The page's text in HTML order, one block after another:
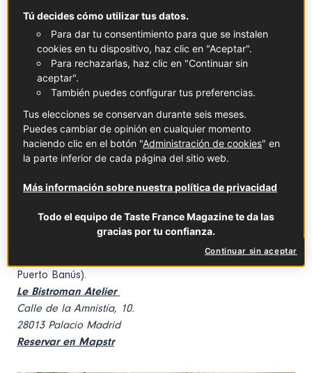
talento de su chef, Stéphane del Río, ni al de su creador,
Miguel Ángel García Marinelli. Los dos se conjuraron para
abrir, frente al Palacio de Oriente, esta virtuosa
brasserie, exquisitamentechicy cuya base es el alto
producto. Y unas elaboraciones impecables: caracoles
, terrina de salmón, paté de
sopa de cebolla, confit o magret de pato asado, vieiras a
la bretona o raya a la mantequilla negra.
Más allá de su carta, fulgen platos por encargo como los
bullabesa, pichón del Mont Royal en salmis, riñones a la
a la vainilla. Por supuesto, la carta de vinos franceses (y
españoles elaborados por franceses) es de absoluto
escándalo. Tiene sucursal en Marbella (Corte Inglés,
Puerto Banús).
Le Bistroman Atelier
Calle de la Amnistía, 10.
28013 Palacio Madrid
Reservar en Mapstr
Tú decides cómo utilizar tus datos.
Para dar tu consentimiento para que se instalen
cookies en tu dispositivo, haz clic en "Aceptar".
Para rechazarlas, haz clic en "Continuar sin
aceptar".
También puedes configurar tus preferencias.
Tus elecciones se conservan durante seis meses.
Puedes cambiar de opinión en cualquier momento
haciendo clic en el botón "Administración de cookies" en
la parte inferior de cada página del sitio web.
Más información sobre nuestra política de privacidad
Todo el equipo de Taste France Magazine te da las
gracias por tu confianza.
Continuar sin aceptar